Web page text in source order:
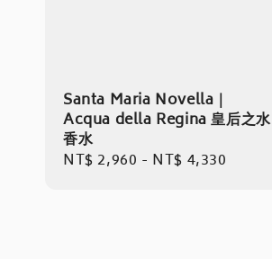
Santa Maria Novella｜
Acqua della Regina 皇后之水
香水
Regular
NT$ 2,960 - NT$ 4,330